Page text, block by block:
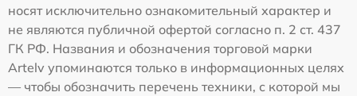
носят исключительно ознакомительный характер и
не являются публичной офертой согласно п. 2 ст. 437
ГК РФ. Названия и обозначения торговой марки
Artelv упоминаются только в информационных целях
— чтобы обозначить перечень техники, с которой мы